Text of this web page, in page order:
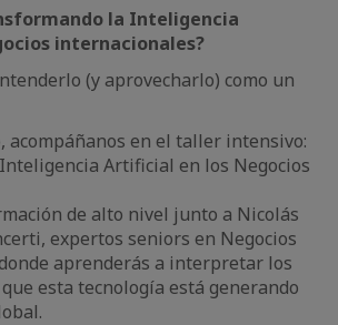
la Inteligencia
internacionales?
(y aprovecharlo) como un
acompáñanos en el taller intensivo:
Artificial en los Negocios
de alto nivel junto a Nicolás
expertos seniors en Negocios
aprenderás a interpretar los
esta tecnología está generando